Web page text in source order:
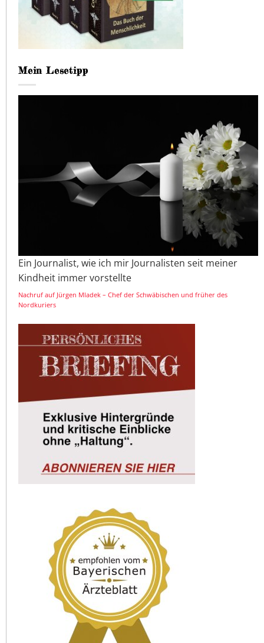
Mein Lesetipp
Ein Journalist, wie ich mir Journalisten seit meiner
Kindheit immer vorstellte
Nachruf auf Jürgen Mladek – Chef der Schwäbischen und früher des
Nordkuriers